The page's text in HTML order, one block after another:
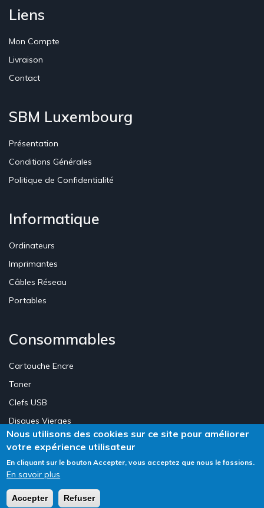
Liens
Mon Compte
Livraison
Contact
SBM Luxembourg
Présentation
Conditions Générales
Politique de Confidentialité
Informatique
Ordinateurs
Imprimantes
Câbles Réseau
Portables
Consommables
Cartouche Encre
Toner
Clefs USB
Disques Vierges
Création Site E-commerce Luxembourg - Neweb Creations
Nous utilisons des cookies sur ce site pour améliorer
votre expérience utilisateur
En cliquant sur le bouton Accepter, vous acceptez que nous le fassions.
En savoir plus
Accepter Refuser